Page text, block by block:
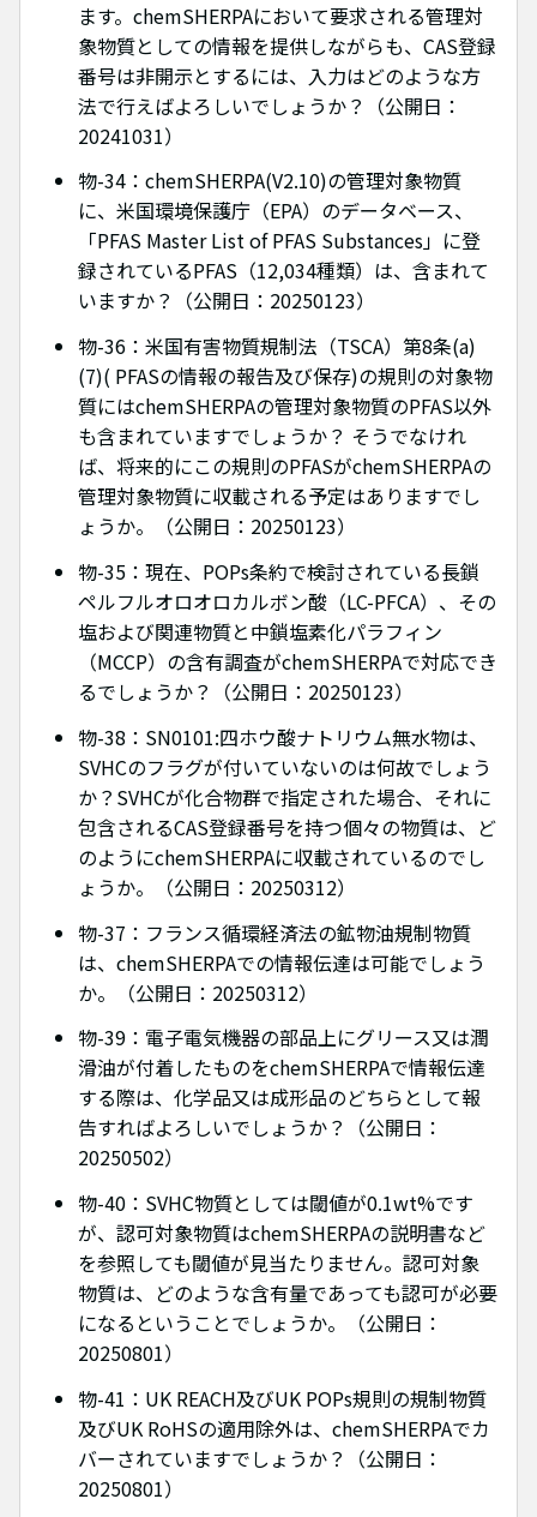
ます。chemSHERPAにおいて要求される管理対
象物質としての情報を提供しながらも、CAS登録
番号は非開示とするには、入力はどのような方
法で行えばよろしいでしょうか？（公開日：
20241031）
物-34：chemSHERPA(V2.10)の管理対象物質
に、米国環境保護庁（EPA）のデータベース、
「PFAS Master List of PFAS Substances」に登
録されているPFAS（12,034種類）は、含まれて
いますか？（公開日：20250123）
物-36：米国有害物質規制法（TSCA）第8条(a)
(7)( PFASの情報の報告及び保存)の規則の対象物
質にはchemSHERPAの管理対象物質のPFAS以外
も含まれていますでしょうか？ そうでなけれ
ば、将来的にこの規則のPFASがchemSHERPAの
管理対象物質に収載される予定はありますでし
ょうか。（公開日：20250123）
物-35：現在、POPs条約で検討されている長鎖
ペルフルオロオロカルボン酸（LC-PFCA）、その
塩および関連物質と中鎖塩素化パラフィン
（MCCP）の含有調査がchemSHERPAで対応でき
るでしょうか？（公開日：20250123）
物-38：SN0101:四ホウ酸ナトリウム無水物は、
SVHCのフラグが付いていないのは何故でしょう
か？SVHCが化合物群で指定された場合、それに
包含されるCAS登録番号を持つ個々の物質は、ど
のようにchemSHERPAに収載されているのでし
ょうか。（公開日：20250312）
物-37：フランス循環経済法の鉱物油規制物質
は、chemSHERPAでの情報伝達は可能でしょう
か。（公開日：20250312）
物-39：電子電気機器の部品上にグリース又は潤
滑油が付着したものをchemSHERPAで情報伝達
する際は、化学品又は成形品のどちらとして報
告すればよろしいでしょうか？（公開日：
20250502）
物-40：SVHC物質としては閾値が0.1wt%です
が、認可対象物質はchemSHERPAの説明書など
を参照しても閾値が見当たりません。認可対象
物質は、どのような含有量であっても認可が必要
になるということでしょうか。（公開日：
20250801）
物-41：UK REACH及びUK POPs規則の規制物質
及びUK RoHSの適用除外は、chemSHERPAでカ
バーされていますでしょうか？（公開日：
20250801）